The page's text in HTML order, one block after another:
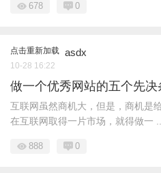
678 0
点击重新加载 asdx
10-28 16:22
做一个优秀网站的五个先决
互联网虽然商机大，但是，商机是
在互联网取得一片市场，就得做一 ...
888 0